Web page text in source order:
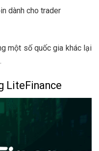
dành cho trader
một số quốc gia khác lại
LiteFinance